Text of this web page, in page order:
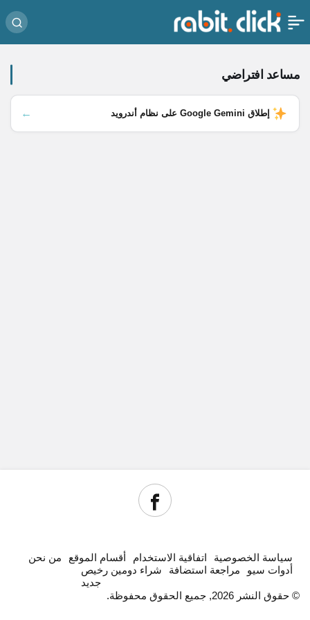
مساعد افتراضي
إطلاق Google Gemini على نظام أندرويد ←
سياسة الخصوصية اتفاقية الاستخدام أقسام الموقع
من نحن
أدوات سيو
مراجعة استضافة
شراء دومين رخيص
جديد
© حقوق النشر 2026, جميع الحقوق محفوظة.